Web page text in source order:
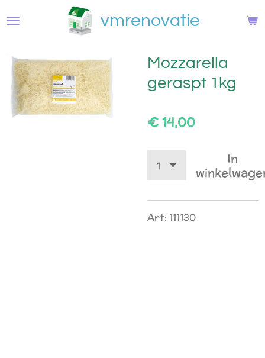
direct
de
hoofdinhoud
vmrenovatie
Mozzarella
geraspt 1kg
€ 14,00
In
Art: 111130